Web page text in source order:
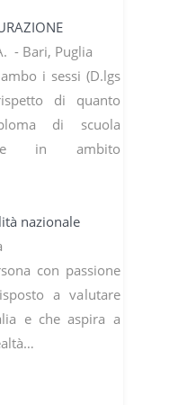
- Bari, Puglia
i sessi (D.lgs
di quanto
di scuola
in ambito
nazionale
con passione
a valutare
e che aspira a